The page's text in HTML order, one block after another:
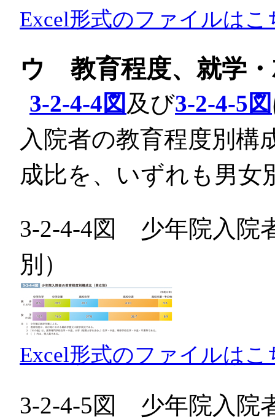
Excel形式のファイルはこ
ウ 教育程度、就学・
3-2-4-4図 及び3-2-4-5図
入院者の教育程度別構
成比を、いずれも男女
3-2-4-4図 少年院入院
別）
Excel形式のファイルはこ
3-2-4-5図 少年院入院